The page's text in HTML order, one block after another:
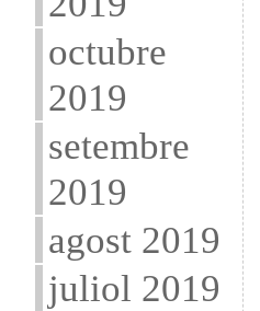
octubre
2019
setembre
2019
agost 2019
juliol 2019